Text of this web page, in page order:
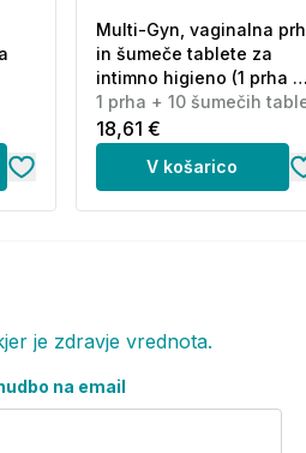
info@luxury-
*cena klica je
operaterja // www.luxury-
Multi-Gyn, vaginalna
in šumeče tablete za
intimno higieno (1 prha +
10 šumečih tablet)
1 prha + 10 šumečih
18,61 €
V košarico
je zdravje vrednota.
na email